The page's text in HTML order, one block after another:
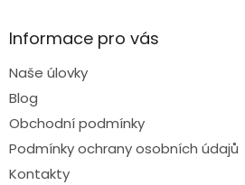
Informace pro vás
Naše úlovky
Blog
Obchodní podmínky
Podmínky ochrany osobních údajů
Kontakty